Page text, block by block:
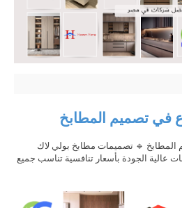
في تصميم المطابخ
المطابخ 🔹 تصميمات مطابخ بولي لاك
عالية الجودة بأسعار تنافسية تناسب جميع